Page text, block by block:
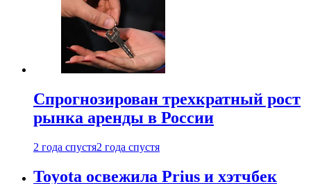
Спрогнозирован трехкратный рост
рынка аренды в России
2 года спустя2 года спустя
Toyota освежила Prius и хэтчбек